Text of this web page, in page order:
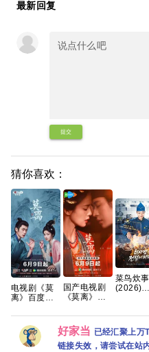
最新回复
提交
猜你喜欢：
电视剧《莫
离》百度网
清免费资源
分享
国产电视剧
《莫离》高
观看百度网
盘资源分享
菜鸟炊
(2026)
[内封简
[喜剧/奇
[1.6GB/
好家当 已经汇聚上万
链接失效，请尝试在站